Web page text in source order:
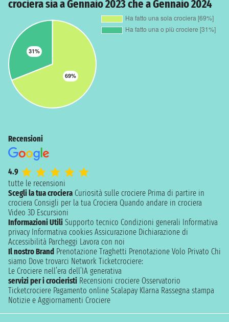
crociera sia a Gennaio 2023 che a Gennaio 2024
Recensioni
4.9
tutte le recensioni
Scegli la tua crociera Curiosità sulle crociere Prima di partire in
crociera Consigli per la tua Crociera Quando andare in crociera
Video 3D Escursioni
Informazioni Utili Supporto tecnico Condizioni generali Informativa
privacy Informativa cookies Assicurazione Dichiarazione di
Accessibilità Parcheggi Lavora con noi
Il nostro Brand Prenotazione Traghetti Prenotazione Volo Privato Chi
siamo Dove trovarci Network Ticketcrociere:
Le Crociere nell’era dell’IA generativa
servizi per i crocieristi Recensioni crociere Osservatorio
Ticketcrociere Pagamento online Scalapay Klarna Rassegna stampa
Notizie e Aggiornamenti Crociere